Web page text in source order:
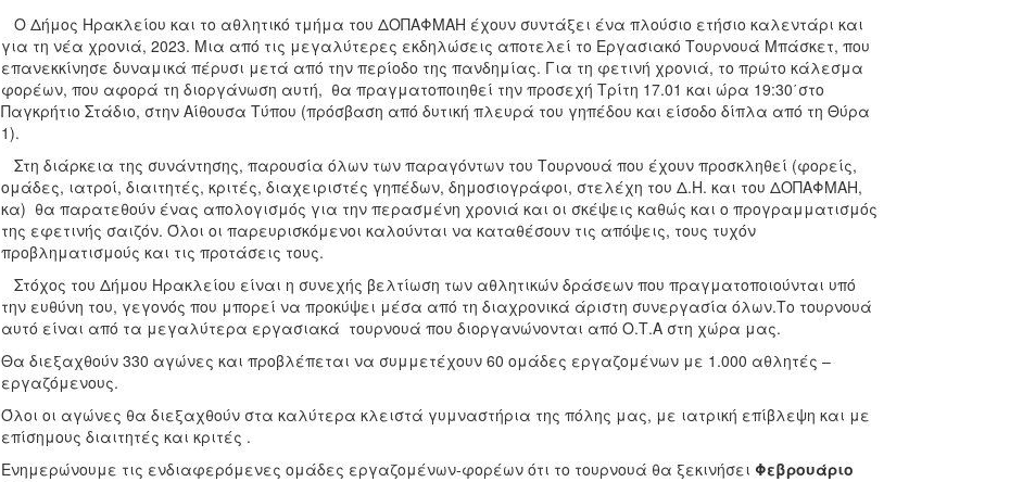
Ο Δήμος Ηρακλείου και το αθλητικό τμήμα του ΔΟΠΑΦΜΑΗ έχουν συντάξει ένα πλούσιο ετήσιο καλεντάρι και
για τη νέα χρονιά, 2023. Μια από τις μεγαλύτερες εκδηλώσεις αποτελεί το Εργασιακό Τουρνουά Μπάσκετ, που
επανεκκίνησε δυναμικά πέρυσι μετά από την περίοδο της πανδημίας. Για τη φετινή χρονιά, το πρώτο κάλεσμα
φορέων, που αφορά τη διοργάνωση αυτή, θα πραγματοποιηθεί την προσεχή Τρίτη 17.01 και ώρα 19:30΄στο
Παγκρήτιο Στάδιο, στην Αίθουσα Τύπου (πρόσβαση από δυτική πλευρά του γηπέδου και είσοδο δίπλα από τη Θύρα
1).
Στη διάρκεια της συνάντησης, παρουσία όλων των παραγόντων του Τουρνουά που έχουν προσκληθεί (φορείς,
ομάδες, ιατροί, διαιτητές, κριτές, διαχειριστές γηπέδων, δημοσιογράφοι, στελέχη του Δ.Η. και του ΔΟΠΑΦΜΑΗ,
κα) θα παρατεθούν ένας απολογισμός για την περασμένη χρονιά και οι σκέψεις καθώς και ο προγραμματισμός
της εφετινής σαιζόν. Όλοι οι παρευρισκόμενοι καλούνται να καταθέσουν τις απόψεις, τους τυχόν
προβληματισμούς και τις προτάσεις τους.
Στόχος του Δήμου Ηρακλείου είναι η συνεχής βελτίωση των αθλητικών δράσεων που πραγματοποιούνται υπό
την ευθύνη του, γεγονός που μπορεί να προκύψει μέσα από τη διαχρονικά άριστη συνεργασία όλων.Το τουρνουά
αυτό είναι από τα μεγαλύτερα εργασιακά τουρνουά που διοργανώνονται από Ο.Τ.Α στη χώρα μας.
Θα διεξαχθούν 330 αγώνες και προβλέπεται να συμμετέχουν 60 ομάδες εργαζομένων με 1.000 αθλητές –
εργαζόμενους.
Όλοι οι αγώνες θα διεξαχθούν στα καλύτερα κλειστά γυμναστήρια της πόλης μας, με ιατρική επίβλεψη και με
επίσημους διαιτητές και κριτές .
Ενημερώνουμε τις ενδιαφερόμενες ομάδες εργαζομένων-φορέων ότι το τουρνουά θα ξεκινήσει Φεβρουάριο